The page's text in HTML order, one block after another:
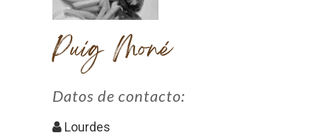
Puig Moné
Datos de contacto:
Lourdes